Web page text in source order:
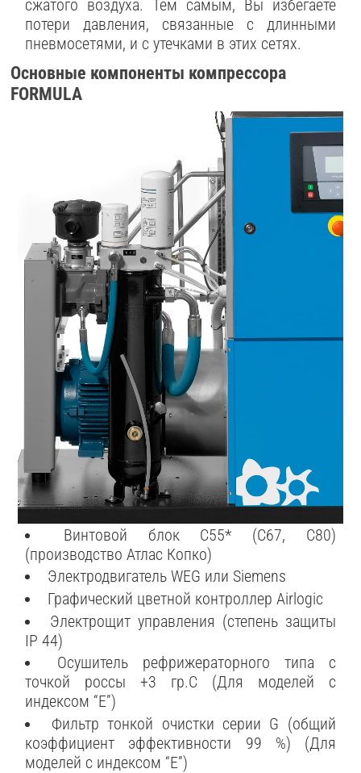
сжатого воздуха. Тем самым, Вы избегаете
потери давления, связанные с длинными
пневмосетями, и с утечками в этих сетях.
Основные компоненты компрессора
FORMULA
Винтовой блок С55* (C67, C80)
(производство Атлас Копко)
Электродвигатель WEG или Siemens
Графический цветной контроллер Airlogic
Электрощит управления (степень защиты
IP 44)
Осушитель рефрижераторного типа с
точкой россы +3 гр.С (Для моделей с
индексом “E”)
Фильтр тонкой очистки серии G (общий
коэффициент эффективности 99 %) (Для
моделей с индексом “E”)